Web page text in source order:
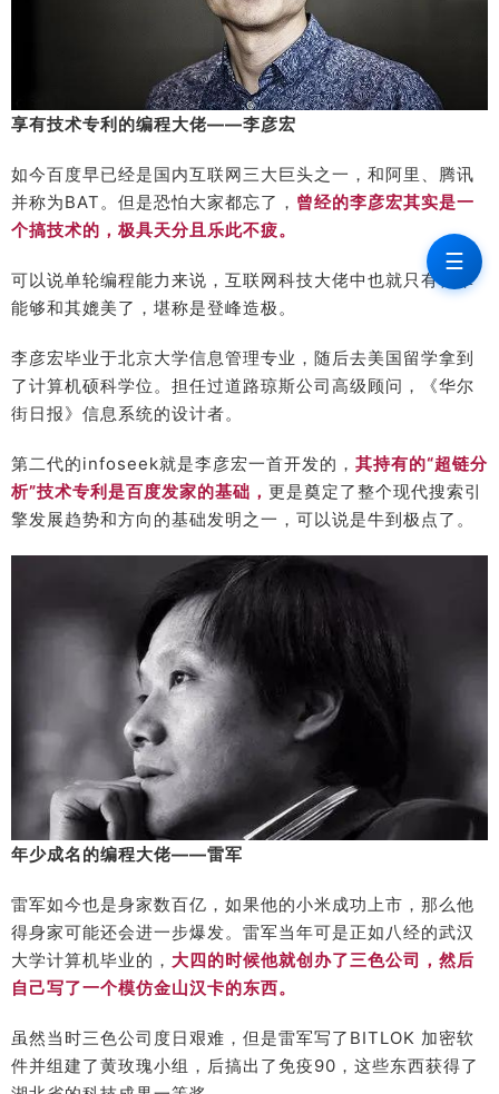
享有技术专利的编程大佬——李彦宏
如今百度早已经是国内互联网三大巨头之一，和阿里、腾讯
并称为BAT。但是恐怕大家都忘了， 曾经的李彦宏其实是一
个搞技术的，极具天分且乐此不疲。
可以说单轮编程能力来说，互联网科技大佬中也就只有雷军
能够和其媲美了，堪称是登峰造极。
李彦宏毕业于北京大学信息管理专业，随后去美国留学拿到
了计算机硕科学位。担任过道路琼斯公司高级顾问，《华尔
街日报》信息系统的设计者。
第二代的infoseek就是李彦宏一首开发的， 其持有的“超链分
析”技术专利是百度发家的基础， 更是奠定了整个现代搜索引
擎发展趋势和方向的基础发明之一，可以说是牛到极点了。
年少成名的编程大佬——雷军
雷军如今也是身家数百亿，如果他的小米成功上市，那么他
得身家可能还会进一步爆发。雷军当年可是正如八经的武汉
大学计算机毕业的， 大四的时候他就创办了三色公司，然后
自己写了一个模仿金山汉卡的东西。
虽然当时三色公司度日艰难，但是雷军写了BITLOK 加密软
件并组建了黄玫瑰小组，后搞出了免疫90，这些东西获得了
☰